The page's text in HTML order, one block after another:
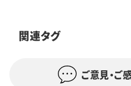
イベント
購読
関連タグ
ご意見・ご